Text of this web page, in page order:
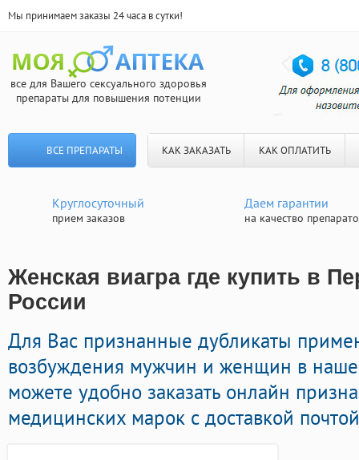
Мы принимаем заказы 24 часа в сутки!
все для Вашего сексуального здоровья
препараты для повышения потенции
ВСЕ ПРЕПАРАТЫ КАК ЗАКАЗАТЬ КАК ОПЛАТИТЬ
Круглосуточный
прием заказов
Даем гарантии
на качество
Женская виагра где купить в
России
Для Вас признанные дубликаты
возбуждения мужчин и женщин в
можете удобно заказать онлайн
медицинских марок с доставкой